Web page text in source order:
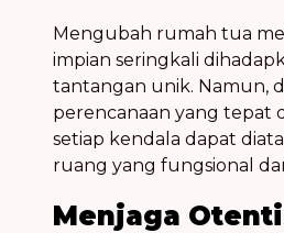
Mengubah rumah tua
impian seringkali
tantangan unik. Namun,
perencanaan yang tepat
setiap kendala dapat
ruang yang fungsional
Menjaga